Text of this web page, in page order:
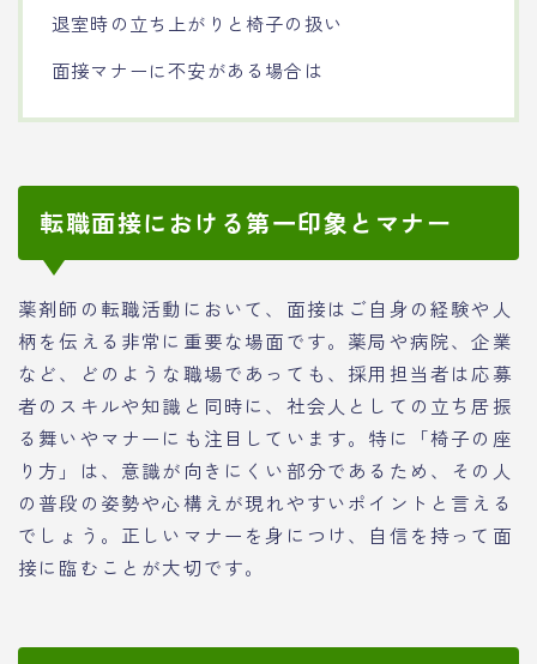
退室時の立ち上がりと椅子の扱い
面接マナーに不安がある場合は
転職面接における第一印象とマナー
薬剤師の転職活動において、面接はご自身の経験や人
柄を伝える非常に重要な場面です。薬局や病院、企業
など、どのような職場であっても、採用担当者は応募
者のスキルや知識と同時に、社会人としての立ち居振
る舞いやマナーにも注目しています。特に「椅子の座
り方」は、意識が向きにくい部分であるため、その人
の普段の姿勢や心構えが現れやすいポイントと言える
でしょう。正しいマナーを身につけ、自信を持って面
接に臨むことが大切です。